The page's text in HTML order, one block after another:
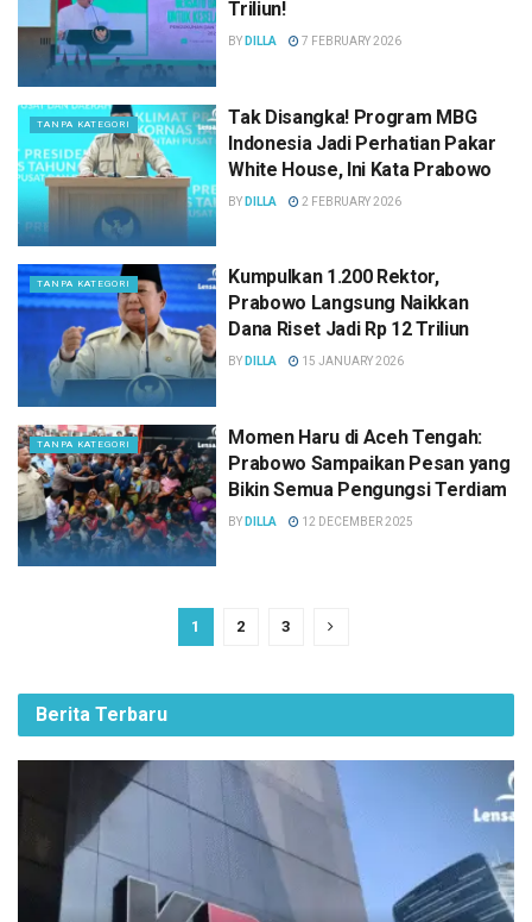
Triliun!
BY DILLA 7 FEBRUARY 2026
TANPA KATEGORI
Tak Disangka! Program MBG
Indonesia Jadi Perhatian Pakar
White House, Ini Kata Prabowo
BY DILLA 2 FEBRUARY 2026
TANPA KATEGORI
Kumpulkan 1.200 Rektor,
Prabowo Langsung Naikkan
Dana Riset Jadi Rp 12 Triliun
BY DILLA 15 JANUARY 2026
TANPA KATEGORI
Momen Haru di Aceh Tengah:
Prabowo Sampaikan Pesan yang
Bikin Semua Pengungsi Terdiam
BY DILLA 12 DECEMBER 2025
1 2 3
Berita Terbaru